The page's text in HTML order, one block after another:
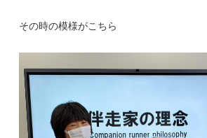
その時の模様がこちら